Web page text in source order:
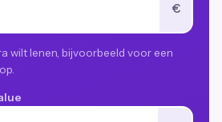
€
wilt lenen, bijvoorbeeld voor een